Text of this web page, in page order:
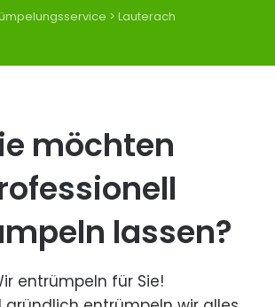
> Lauterach
möchten
lassen?
entrümpeln für Sie!